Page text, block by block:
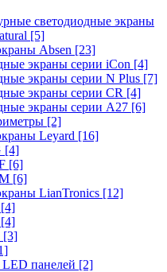
светодиодные экраны
[5]
Absen [23]
экраны серии iCon [4]
экраны серии N Plus [7]
экраны серии CR [4]
экраны серии А27 [6]
[2]
Leyard [16]
[4]
[6]
[6]
LianTronics [12]
[4]
[4]
[3]
LED панелей [2]